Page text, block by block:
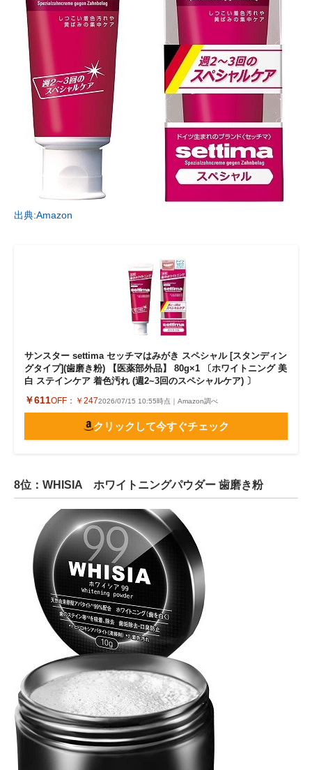
出典:Amazon
サンスター settima セッチマはみがき スペシャル [スタンディン
グタイプ](歯磨き粉) 【医薬部外品】 80g×1 〔ホワイトニング 美
白 ステインケア 着色汚れ (週2~3回のスペシャルケア) 〕
￥611OFF： ￥2472026/07/15 10:55時点｜Amazon調べ
クリックして今すぐチェック
8位：WHISIA ホワイトニングパウダー 歯磨き粉